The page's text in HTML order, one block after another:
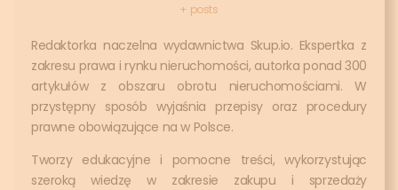
+ posts
Redaktorka naczelna wydawnictwa Skup.io. Ekspertka z
zakresu prawa i rynku nieruchomości, autorka ponad 300
artykułów z obszaru obrotu nieruchomościami. W
przystępny sposób wyjaśnia przepisy oraz procedury
prawne obowiązujące na w Polsce.
Tworzy edukacyjne i pomocne treści, wykorzystując
szeroką wiedzę w zakresie zakupu i sprzedaży